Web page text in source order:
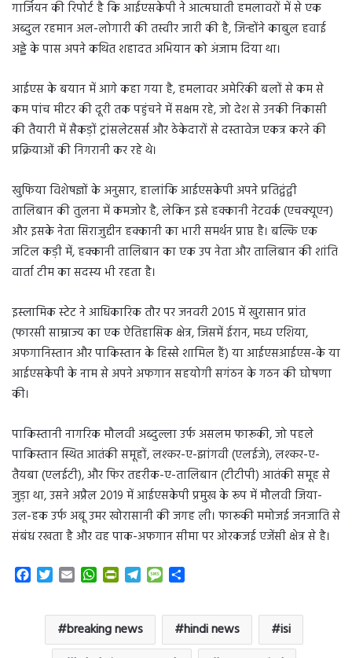
गार्जियन की रिपोर्ट है कि आईएसकेपी ने आत्मघाती हमलावरों में से एक
अब्दुल रहमान अल-लोगारी की तस्वीर जारी की है, जिन्होंने काबुल हवाई
अड्डे के पास अपने कथित शहादत अभियान को अंजाम दिया था।
आईएस के बयान में आगे कहा गया है, हमलावर अमेरिकी बलों से कम से
कम पांच मीटर की दूरी तक पहुंचने में सक्षम रहे, जो देश से उनकी निकासी
की तैयारी में सैकड़ों ट्रांसलेटसर्स और ठेकेदारों से दस्तावेज एकत्र करने की
प्रक्रियाओं की निगरानी कर रहे थे।
खुफिया विशेषज्ञों के अनुसार, हालांकि आईएसकेपी अपने प्रतिद्वंद्वी
तालिबान की तुलना में कमजोर है, लेकिन इसे हक्कानी नेटवर्क (एचक्यूएन)
और इसके नेता सिराजुद्दीन हक्कानी का भारी समर्थन प्राप्त है। बल्कि एक
जटिल कड़ी में, हक्कानी तालिबान का एक उप नेता और तालिबान की शांति
वार्ता टीम का सदस्य भी रहता है।
इस्लामिक स्टेट ने आधिकारिक तौर पर जनवरी 2015 में खुरासान प्रांत
(फारसी साम्राज्य का एक ऐतिहासिक क्षेत्र, जिसमें ईरान, मध्य एशिया,
अफगानिस्तान और पाकिस्तान के हिस्से शामिल हैं) या आईएसआईएस-के या
आईएसकेपी के नाम से अपने अफगान सहयोगी सगंठन के गठन की घोषणा
की।
पाकिस्तानी नागरिक मौलवी अब्दुल्ला उर्फ असलम फारूकी, जो पहले
पाकिस्तान स्थित आतंकी समूहों, लश्कर-ए-झांगवी (एलईजे), लश्कर-ए-
तैयबा (एलईटी), और फिर तहरीक-ए-तालिबान (टीटीपी) आतंकी समूह से
जुड़ा था, उसने अप्रैल 2019 में आईएसकेपी प्रमुख के रूप में मौलवी जिया-
उल-हक उर्फ अबू उमर खोरासानी की जगह ली। फारूकी ममोजई जनजाति से
संबंध रखता है और वह पाक-अफगान सीमा पर ओरकजई एजेंसी क्षेत्र से है।
T
t
e
i
l
W
t
s
A
P
n
t
F
T
e
g
r
M
s
g
r
e
breaking news hindi news
isi